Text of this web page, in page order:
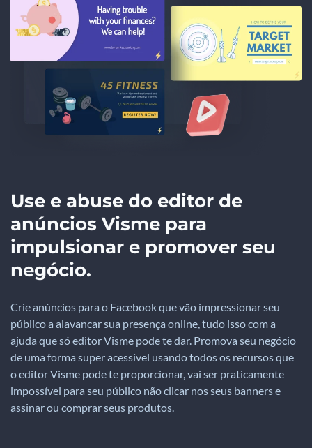
Use e abuse do editor de
anúncios Visme para
impulsionar e promover seu
negócio.
Crie anúncios para o Facebook que vão impressionar seu
público a alavancar sua presença online, tudo isso com a
ajuda que só editor Visme pode te dar. Promova seu negócio
de uma forma super acessível usando todos os recursos que
o editor Visme pode te proporcionar, vai ser praticamente
impossível para seu público não clicar nos seus banners e
assinar ou comprar seus produtos.